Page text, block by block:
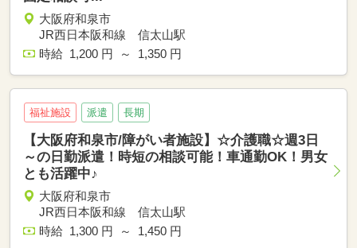
大阪府和泉市
JR西日本阪和線 信太山駅
時給 1,200 円 ～ 1,350 円
福祉施設 派遣 長期
【大阪府和泉市/障がい者施設】☆介護職☆週3日
～の日勤派遣！時短の相談可能！車通勤OK！男女
とも活躍中♪
大阪府和泉市
JR西日本阪和線 信太山駅
時給 1,300 円 ～ 1,450 円